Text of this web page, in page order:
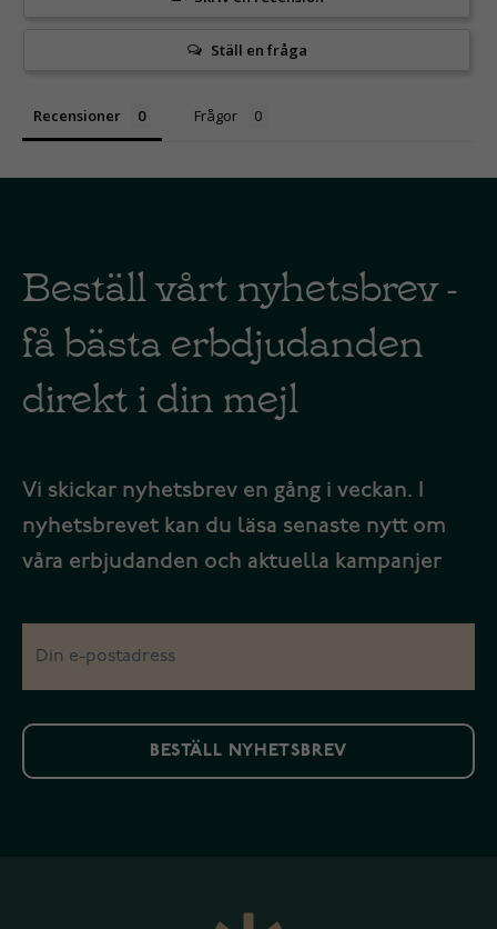
Ställ en fråga
Recensioner Frågor
Beställ vårt nyhetsbrev -
få bästa erbdjudanden
direkt i din mejl
Vi skickar nyhetsbrev en gång i veckan. I
nyhetsbrevet kan du läsa senaste nytt om
våra erbjudanden och aktuella kampanjer
BESTÄLL NYHETSBREV